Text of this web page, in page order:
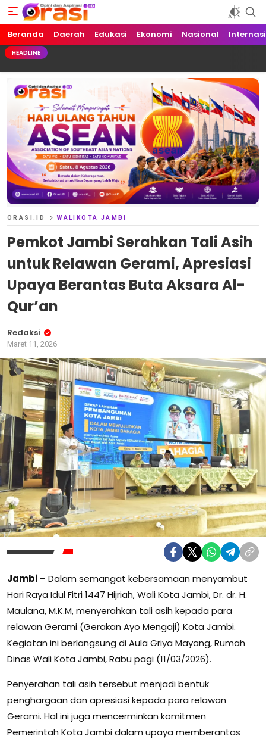
Orasi.ID
Opini dan Aspirasi!
Beranda Daerah Edukasi Ekonomi Nasional
HEADLINE
ORASI.ID WALIKOTA JAMBI
Pemkot Jambi Serahkan Tali Asih
untuk Relawan Gerami, Apresiasi
Upaya Berantas Buta Aksara Al-
Qur’an
Redaksi
Maret 11, 2026
Jambi – Dalam semangat kebersamaan menyambut
Hari Raya Idul Fitri 1447 Hijriah, Wali Kota Jambi, Dr. dr. H.
Maulana, M.K.M, menyerahkan tali asih kepada para
relawan Gerami (Gerakan Ayo Mengaji) Kota Jambi.
Kegiatan ini berlangsung di Aula Griya Mayang, Rumah
Dinas Wali Kota Jambi, Rabu pagi (11/03/2026).
Penyerahan tali asih tersebut menjadi bentuk
penghargaan dan apresiasi kepada para relawan
Gerami. Hal ini juga mencerminkan komitmen
Pemerintah Kota Jambi dalam upaya memberantas